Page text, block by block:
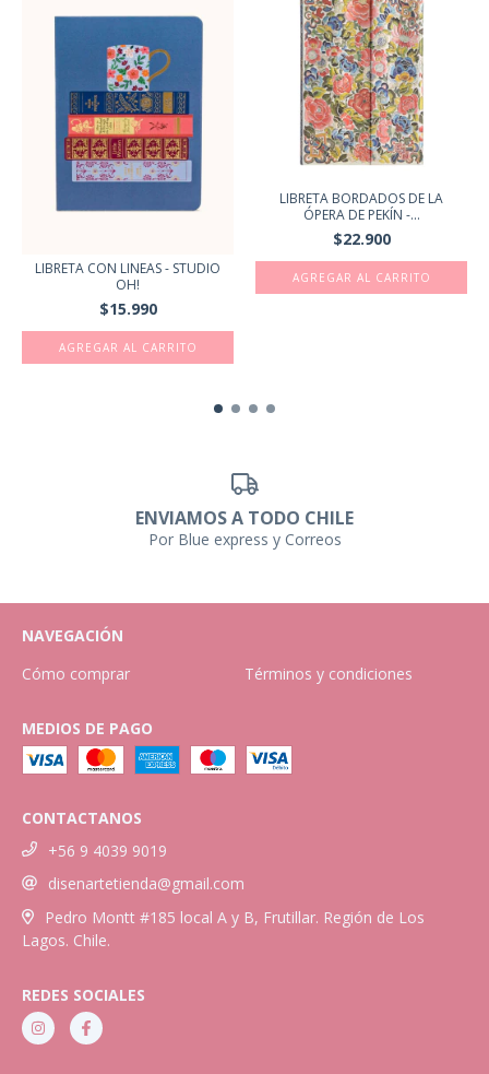
LIBRETA CON LINEAS - STUDIO
OH!
$15.990
LIBRETA BORDADOS DE LA
ÓPERA DE PEKÍN -...
$22.900
ENVIAMOS A TODO CHILE
Por Blue express y Correos
NAVEGACIÓN
Cómo comprar
Términos y condiciones
MEDIOS DE PAGO
CONTACTANOS
+56 9 4039 9019
disenartetienda@gmail.com
Pedro Montt #185 local A y B, Frutillar. Región de Los
Lagos. Chile.
REDES SOCIALES